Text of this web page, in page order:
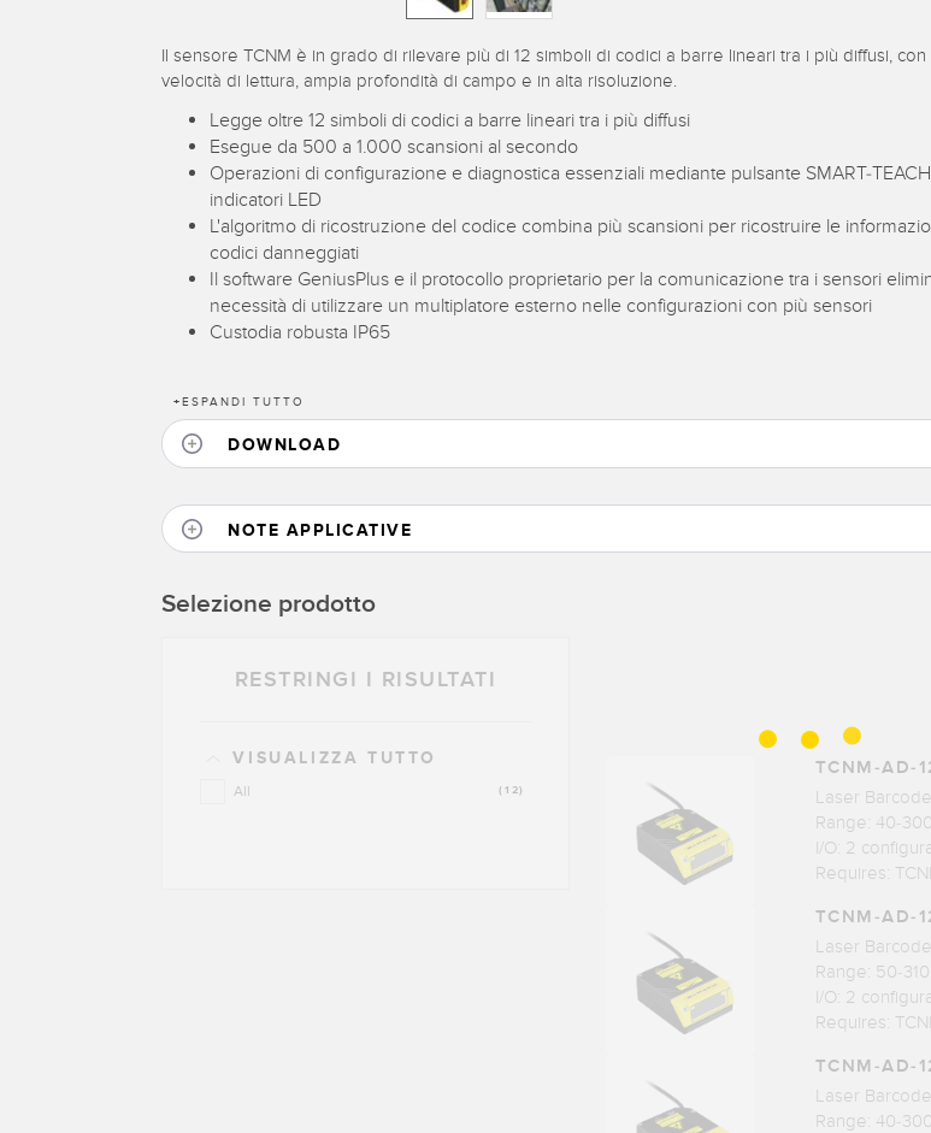
Il sensore TCNM è in grado di rilevare più di 12 simboli di codici a barre lineari tra i più diffusi, con
velocità di lettura, ampia profondità di campo e in alta risoluzione.
Legge oltre 12 simboli di codici a barre lineari tra i più diffusi
Esegue da 500 a 1.000 scansioni al secondo
Operazioni di configurazione e diagnostica essenziali mediante pulsante SMART-
indicatori LED
L'algoritmo di ricostruzione del codice combina più scansioni per ricostruire le
codici danneggiati
Il software GeniusPlus e il protocollo proprietario per la comunicazione tra i sensori
necessità di utilizzare un multiplatore esterno nelle configurazioni con più sensori
Custodia robusta IP65
+ESPANDI TUTTO
DOWNLOAD
NOTE APPLICATIVE
Selezione prodotto
RESTRINGI I RISULTATI
VISUALIZZA TUTTO
(12)
All
TCNM-AD-
Laser
Range: 40-
I/O: 2
Requires:
TCNM-AD-
Laser
Range: 50-
I/O: 2
Requires:
TCNM-AD-
Laser
Range: 40-